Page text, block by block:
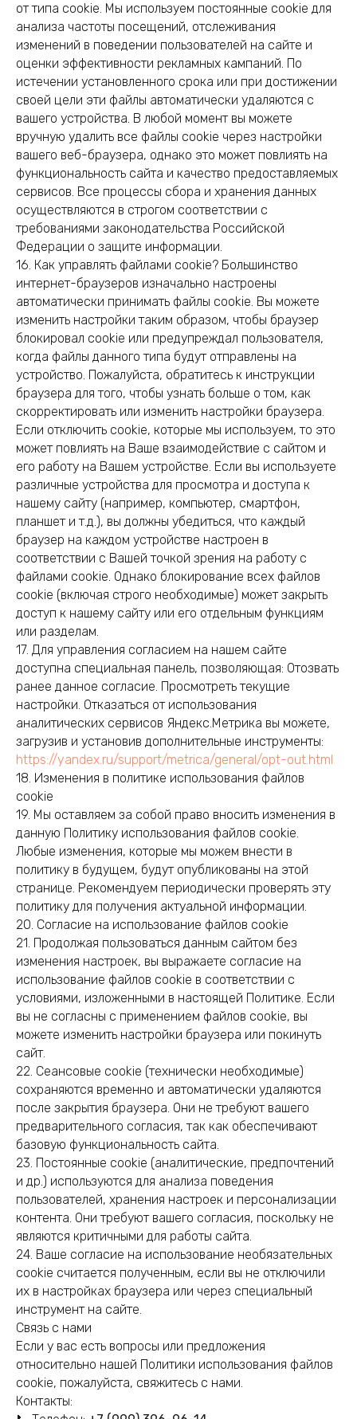
от типа cookie. Мы используем постоянные cookie для
анализа частоты посещений, отслеживания
изменений в поведении пользователей на сайте и
оценки эффективности рекламных кампаний. По
истечении установленного срока или при достижении
своей цели эти файлы автоматически удаляются с
вашего устройства. В любой момент вы можете
вручную удалить все файлы cookie через настройки
вашего веб-браузера, однако это может повлиять на
функциональность сайта и качество предоставляемых
сервисов. Все процессы сбора и хранения данных
осуществляются в строгом соответствии с
требованиями законодательства Российской
Федерации о защите информации.
16. Как управлять файлами cookie? Большинство
интернет-браузеров изначально настроены
автоматически принимать файлы cookie. Вы можете
изменить настройки таким образом, чтобы браузер
блокировал cookie или предупреждал пользователя,
когда файлы данного типа будут отправлены на
устройство. Пожалуйста, обратитесь к инструкции
браузера для того, чтобы узнать больше о том, как
скорректировать или изменить настройки браузера.
Если отключить cookie, которые мы используем, то это
может повлиять на Ваше взаимодействие с сайтом и
его работу на Вашем устройстве. Если вы используете
различные устройства для просмотра и доступа к
нашему сайту (например, компьютер, смартфон,
планшет и т.д.), вы должны убедиться, что каждый
браузер на каждом устройстве настроен в
соответствии с Вашей точкой зрения на работу с
файлами cookie. Однако блокирование всех файлов
cookie (включая строго необходимые) может закрыть
доступ к нашему сайту или его отдельным функциям
или разделам.
17. Для управления согласием на нашем сайте
доступна специальная панель, позволяющая: Отозвать
ранее данное согласие. Просмотреть текущие
настройки. Отказаться от использования
аналитических сервисов Яндекс.Метрика вы можете,
загрузив и установив дополнительные инструменты:
https://yandex.ru/support/metrica/general/opt-out.html
18. Изменения в политике использования файлов
cookie
19. Мы оставляем за собой право вносить изменения в
данную Политику использования файлов cookie.
Любые изменения, которые мы можем внести в
политику в будущем, будут опубликованы на этой
странице. Рекомендуем периодически проверять эту
политику для получения актуальной информации.
20. Согласие на использование файлов cookie
21. Продолжая пользоваться данным сайтом без
изменения настроек, вы выражаете согласие на
использование файлов cookie в соответствии с
условиями, изложенными в настоящей Политике. Если
вы не согласны с применением файлов cookie, вы
можете изменить настройки браузера или покинуть
сайт.
22. Сеансовые cookie (технически необходимые)
сохраняются временно и автоматически удаляются
после закрытия браузера. Они не требуют вашего
предварительного согласия, так как обеспечивают
базовую функциональность сайта.
23. Постоянные cookie (аналитические, предпочтений
и др.) используются для анализа поведения
пользователей, хранения настроек и персонализации
контента. Они требуют вашего согласия, поскольку не
являются критичными для работы сайта.
24. Ваше согласие на использование необязательных
cookie считается полученным, если вы не отключили
их в настройках браузера или через специальный
инструмент на сайте.
Связь с нами
Если у вас есть вопросы или предложения
относительно нашей Политики использования файлов
cookie, пожалуйста, свяжитесь с нами.
Контакты: